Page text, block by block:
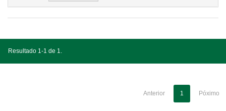
Resultado 1-1 de 1.
Anterior 1 Póximo